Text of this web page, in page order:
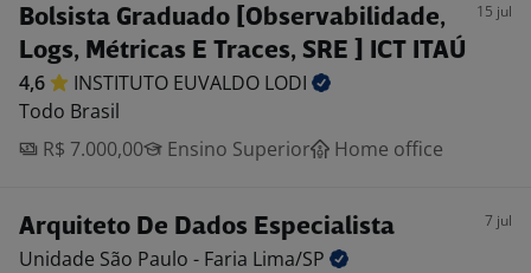
Bolsista Graduado [Observabilidade,
Logs, Métricas E Traces, SRE ] ICT ITAÚ
15 jul
4,6 INSTITUTO EUVALDO LODI
Todo Brasil
R$ 7.000,00
Ensino Superior Home office
Arquiteto De Dados Especialista 7 jul
Unidade São Paulo - Faria Lima/SP